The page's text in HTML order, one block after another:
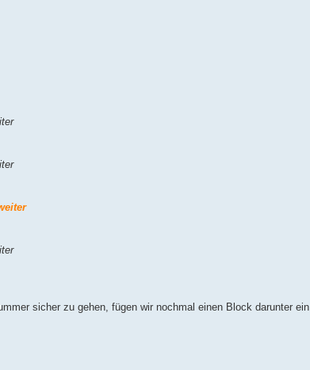
sicher zu gehen, fügen wir nochmal einen Block darunter ein